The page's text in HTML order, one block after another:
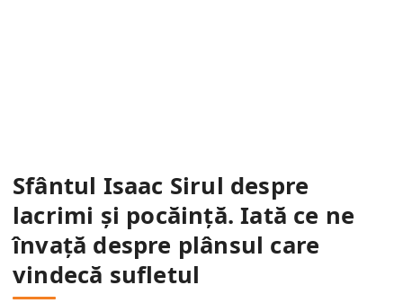
Sfântul Isaac Sirul despre
lacrimi și pocăință. Iată ce ne
învață despre plânsul care
vindecă sufletul